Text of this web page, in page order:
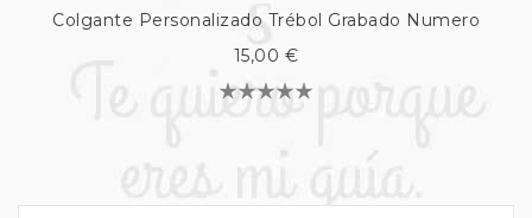
Colgante Personalizado Trébol Grabado Numero
15,00 €